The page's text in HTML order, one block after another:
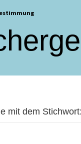
mit dem